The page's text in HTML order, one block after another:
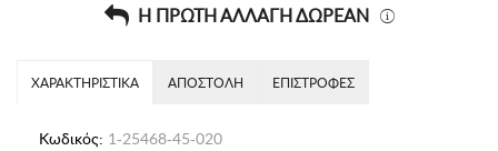
Η ΠΡΩΤΗ ΑΛΛΑΓΗ ΔΩΡΕΑΝ
ΧΑΡΑΚΤΗΡΙΣΤΙΚΑ ΑΠΟΣΤΟΛΗ ΕΠΙΣΤΡΟΦΕΣ
Κωδικός: 1-25468-45-020